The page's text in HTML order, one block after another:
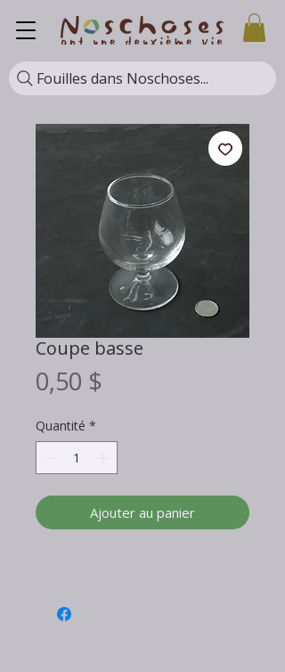
Fouilles dans Noschoses...
Coupe basse
0,50 $
Quantité *
Ajouter au panier